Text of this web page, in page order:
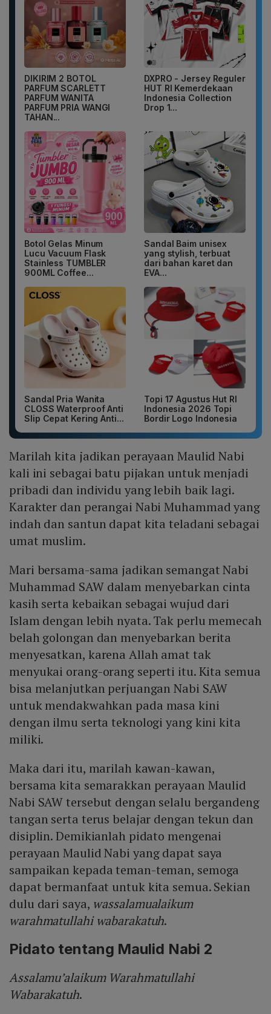
DIKIRIM 2 BOTOL
PARFUM SCARLETT
PARFUM WANITA
PARFUM PRIA WANGI
TAHAN...
DXPRO - Jersey Reguler
HUT RI Kemerdekaan
Indonesia Collection
Drop 1...
Botol Gelas Minum
Lucu Vacuum Flask
Stainless TUMBLER
900ML Coffee...
Sandal Baim unisex
yang stylish, terbuat
dari bahan karet dan
EVA...
Sandal Pria Wanita
CLOSS Waterproof Anti
Slip Cepat Kering Anti...
Topi 17 Agustus Hut RI
Indonesia 2026 Topi
Bordir Logo Indonesia
Marilah kita jadikan perayaan Maulid Nabi
kali ini sebagai batu pijakan untuk menjadi
pribadi dan individu yang lebih baik lagi.
Karakter dan perangai Nabi Muhammad yang
indah dan santun dapat kita teladani sebagai
umat muslim.
Mari bersama-sama jadikan semangat Nabi
Muhammad SAW dalam menyebarkan cinta
kasih serta kebaikan sebagai wujud dari
Islam dengan lebih nyata. Tak perlu memecah
belah golongan dan menyebarkan berita
menyesatkan, karena Allah amat tak
menyukai orang-orang seperti itu. Kita semua
bisa melanjutkan perjuangan Nabi SAW
untuk mendakwahkan pada masa kini
dengan ilmu serta teknologi yang kini kita
miliki.
Maka dari itu, marilah kawan-kawan,
bersama kita semarakkan perayaan Maulid
Nabi SAW tersebut dengan selalu bergandeng
tangan serta terus belajar dengan tekun dan
disiplin. Demikianlah pidato mengenai
perayaan Maulid Nabi yang dapat saya
sampaikan kepada teman-teman, semoga
dapat bermanfaat untuk kita semua. Sekian
dulu dari saya, wassalamualaikum
warahmatullahi wabarakatuh.
Pidato tentang Maulid Nabi 2
Assalamu’alaikum Warahmatullahi
Wabarakatuh.